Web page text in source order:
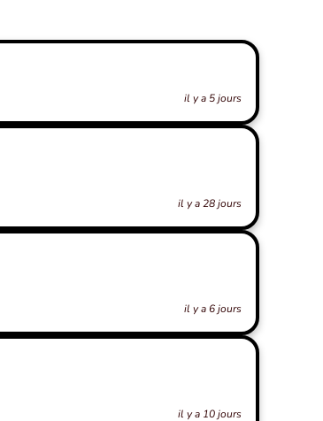
il y a 5 jours
il y a 28 jours
il y a 6 jours
il y a 10 jours